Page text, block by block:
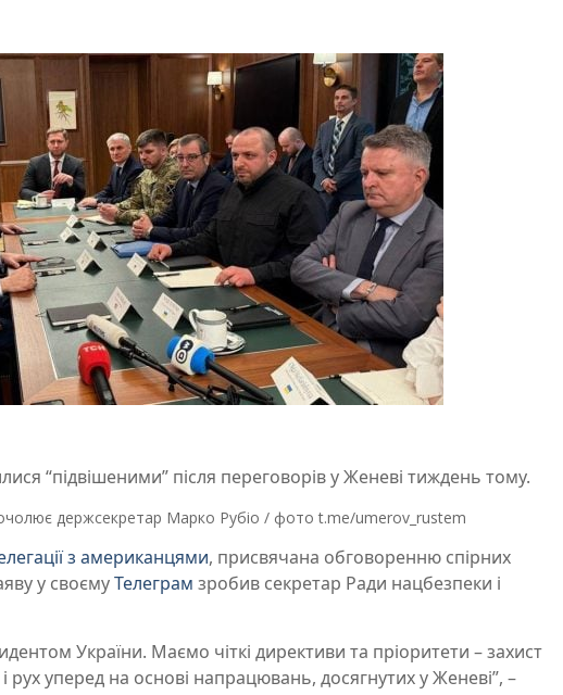
“підвішеними” після переговорів у Женеві тиждень тому.
держсекретар Марко Рубіо / фото t.me/umerov_rustem
з американцями, присвячана обговоренню спірних
у своємуТелеграм зробив секретар Ради нацбезпеки і
України. Маємо чіткі директиви та пріоритети – захист
рух уперед на основі напрацювань, досягнутих у Женеві”, –